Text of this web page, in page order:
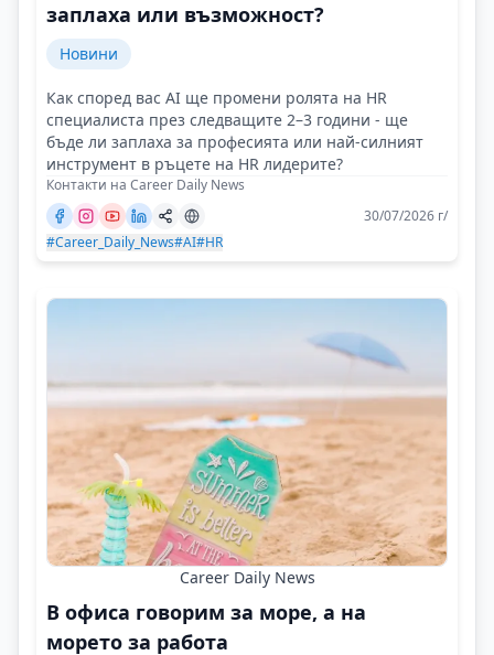
заплаха или възможност?
Новини
Как според вас AI ще промени ролята на HR
специалиста през следващите 2–3 години - ще
бъде ли заплаха за професията или най-силният
инструмент в ръцете на HR лидерите?
Контакти на Career Daily News
30/07/2026 г/
#Career_Daily_News#AI#HR
Career Daily News
В офиса говорим за море, а на
морето за работа